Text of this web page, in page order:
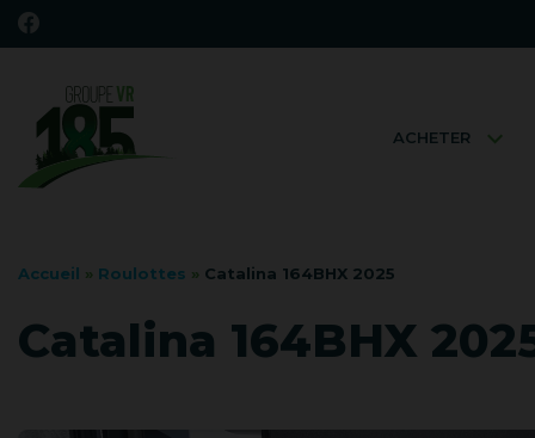
ACHETER
Accueil » Roulottes » Catalina 164BHX 2025
Catalina 164BHX